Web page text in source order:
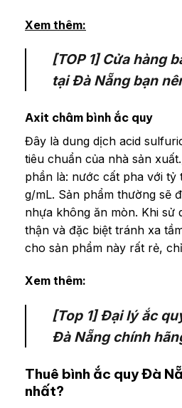
Xem thêm:
[TOP 1] Cửa hàng
tại Đà Nẵng bạn
Axit châm bình ắc quy
Đây là dung dịch acid
tiêu chuẩn của nhà sản
phần là: nước cất pha với tỷ
g/mL. Sản phẩm thường sẽ
nhựa không ăn mòn. Khi sử
thận và đặc biệt tránh xa
cho sản phẩm này rất rẻ,
Xem thêm:
[Top 1] Đại lý ắc
Đà Nẵng chính
Thuê bình ắc quy Đà
nhất?